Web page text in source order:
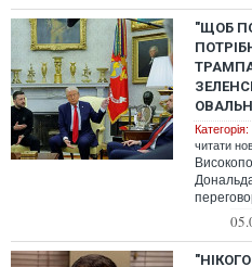
"ЩОБ
Категорія:
читати